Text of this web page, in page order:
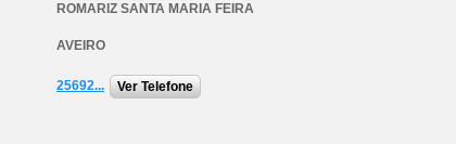
ROMARIZ SANTA MARIA FEIRA
AVEIRO
25692... Ver Telefone